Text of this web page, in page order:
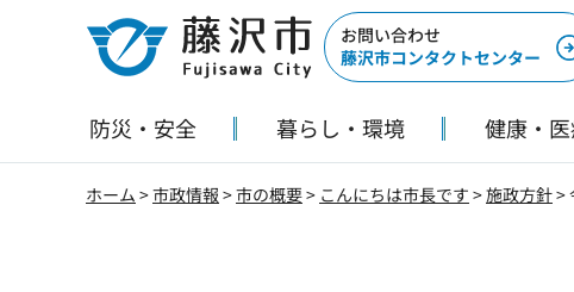
藤沢市
お問い合わせ
藤沢市コンタクトセンター
防災・安全 暮らし・環境 健康・
ホーム >市政情報 >市の概要> こんにちは市長です >施政方針>